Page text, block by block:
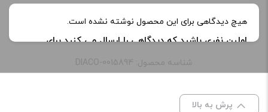
رنگ:
grey, Grey Resin, Rinbow, Rinbow Resin,
73.9×16.7×38.2 میلی متر
ظرفیت: 2 میلی لیتر
هیچ دیدگاهی برای این محصول نوشته نشده است.
اولین نفری باشید که دیدگاهی را ارسال می کنید برای
“پادماد ویپرسو اکسترا | Vaporesso Xtra PodMod”
علامت‌گذاری شده‌اند
شناسه محصول: DIACO-0015894
پرش به بالا